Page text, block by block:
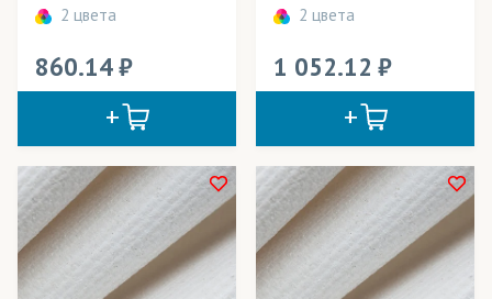
Панно
Перетяжки
Плакаты
Сумки
Текстильные обои
Элементы одежды
Технология печати
Применение в изделиях
Тип товара
Цвет
2 цвета
860.14
2 цвета
1 052.12